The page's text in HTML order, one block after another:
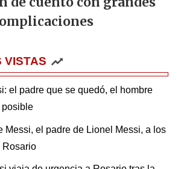
VISTAS
el padre que se quedó, el hombre
posible
Messi, el padre de Lionel Messi, a los
Rosario